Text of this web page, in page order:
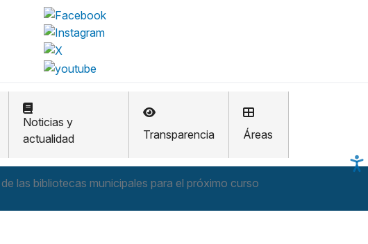
Noticias y
actualidad
Transparencia Áreas
las bibliotecas municipales para el próximo curso